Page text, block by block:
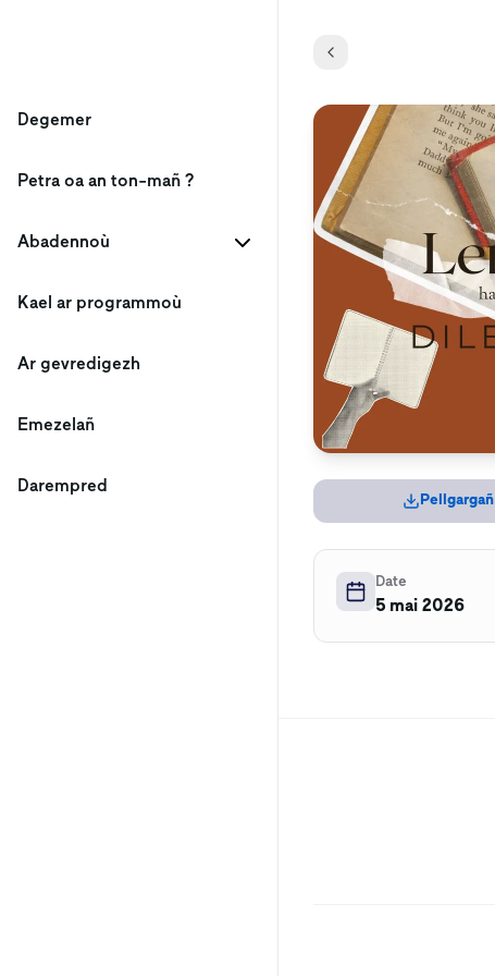
Degemer
Petra oa an ton-mañ ?
Abadennoù
Kael ar programmoù
Ar gevredigezh
Emezelañ
Darempred
Date
5 mai 2026